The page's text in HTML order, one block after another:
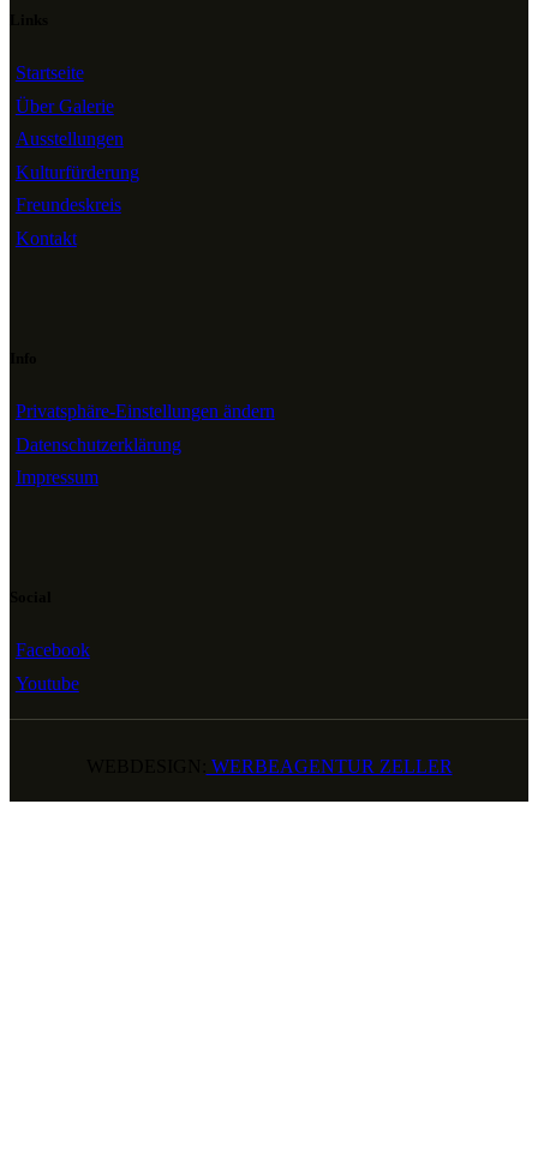
Startseite
Über Galerie
Ausstellungen
Kulturfürderung
Freundeskreis
Kontakt
Privatsphäre-Einstellungen ändern
Datenschutzerklärung
Impressum
Facebook
Youtube
WERBEAGENTUR ZELLER